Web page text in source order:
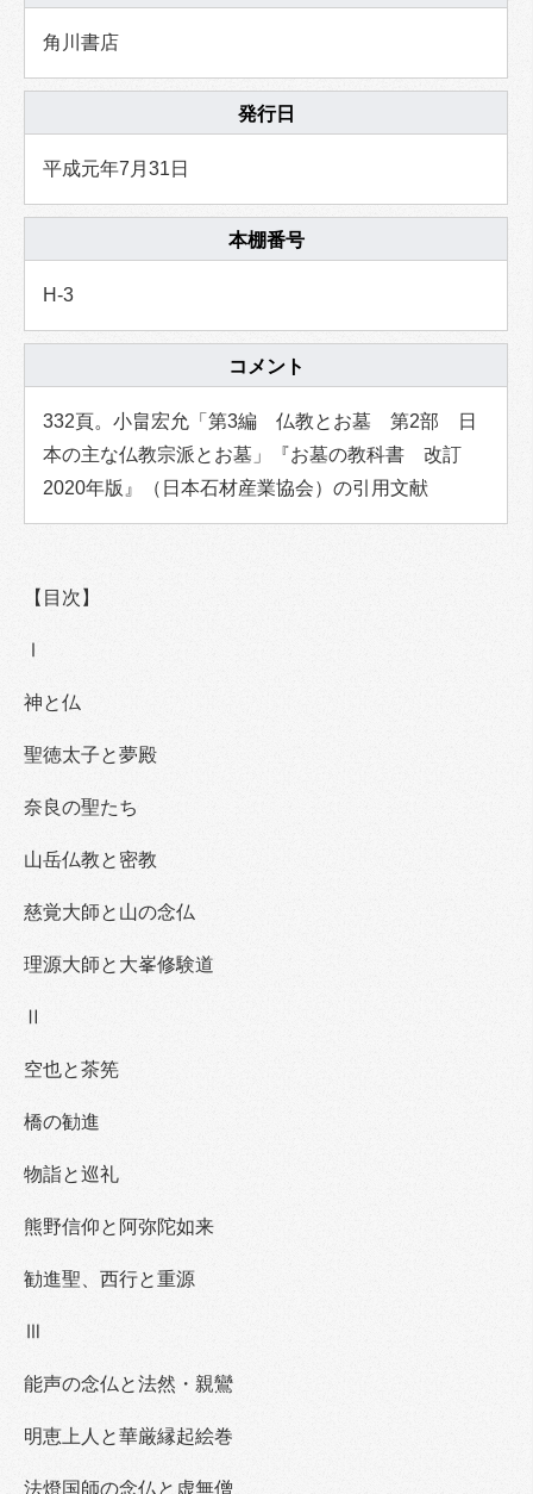
角川書店
発行日
平成元年7月31日
本棚番号
H-3
コメント
332頁。小畠宏允「第3編 仏教とお墓 第2部 日
本の主な仏教宗派とお墓」『お墓の教科書 改訂
2020年版』（日本石材産業協会）の引用文献
【目次】
Ⅰ
神と仏
聖徳太子と夢殿
奈良の聖たち
山岳仏教と密教
慈覚大師と山の念仏
理源大師と大峯修験道
Ⅱ
空也と茶筅
橋の勧進
物詣と巡礼
熊野信仰と阿弥陀如来
勧進聖、西行と重源
Ⅲ
能声の念仏と法然・親鸞
明恵上人と華厳縁起絵巻
法燈国師の念仏と虚無僧